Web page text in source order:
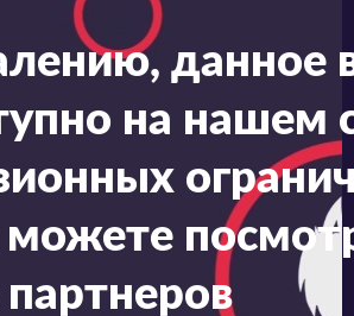
данное
на нашем
можете